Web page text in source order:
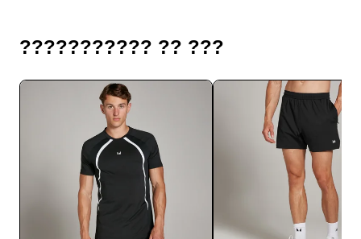
??????????? ?? ???